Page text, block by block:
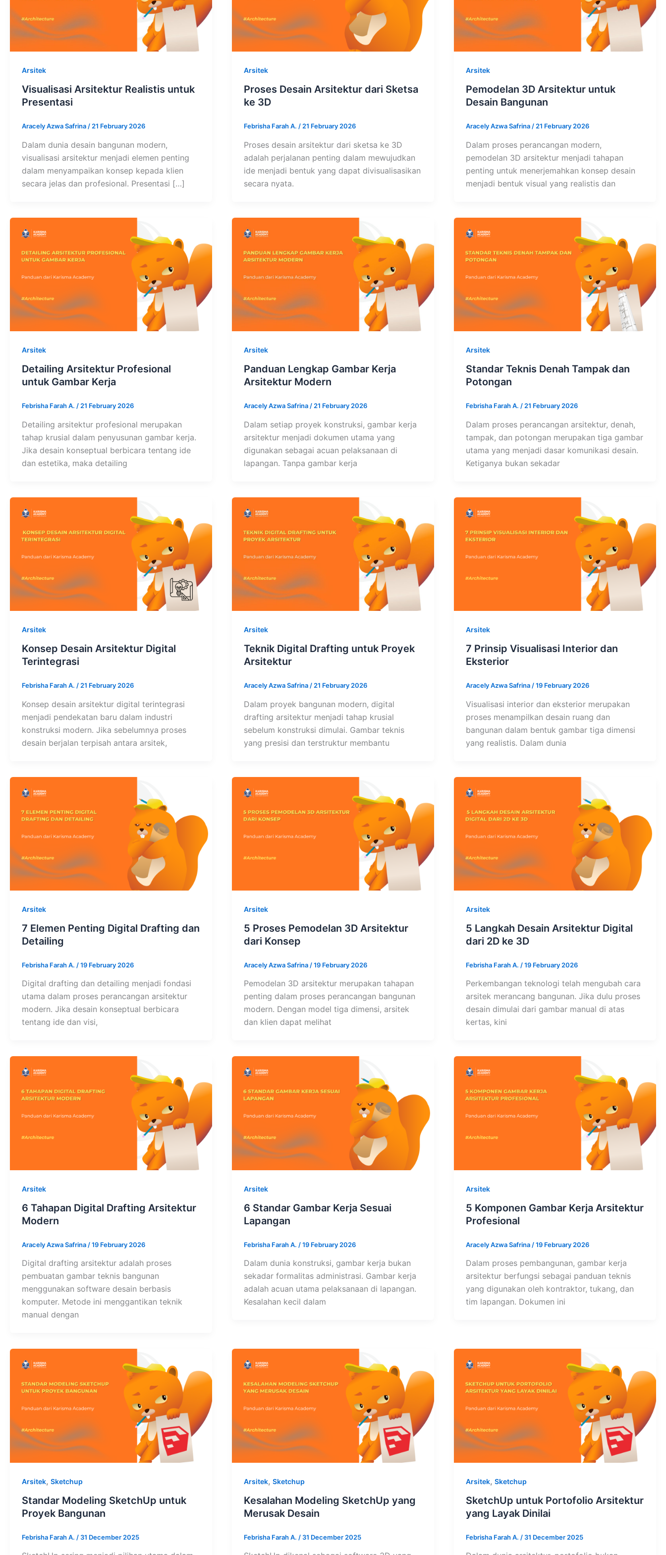
Arsitek
Visualisasi Arsitektur Realistis untuk
Presentasi
Aracely Azwa Safrina/21 February 2026
Dalam dunia desain bangunan modern,
visualisasi arsitektur menjadi elemen penting
dalam menyampaikan konsep kepada klien
secara jelas dan profesional. Presentasi […]
Arsitek
Proses Desain Arsitektur dari Sketsa
ke 3D
Febrisha Farah A. /21 February 2026
Proses desain arsitektur dari sketsa ke 3D
adalah perjalanan penting dalam mewujudkan
ide menjadi bentuk yang dapat divisualisasikan
secara nyata.
Arsitek
Pemodelan 3D Arsitektur untuk
Desain Bangunan
Aracely Azwa Safrina/21 February 2026
Dalam proses perancangan modern,
pemodelan 3D arsitektur menjadi tahapan
penting untuk menerjemahkan konsep desain
menjadi bentuk visual yang realistis dan
Arsitek
Detailing Arsitektur Profesional
untuk Gambar Kerja
Febrisha Farah A. / 21 February 2026
Detailing arsitektur profesional merupakan
tahap krusial dalam penyusunan gambar kerja.
Jika desain konseptual berbicara tentang ide
dan estetika, maka detailing
Arsitek
Panduan Lengkap Gambar Kerja
Arsitektur Modern
Aracely Azwa Safrina / 21 February 2026
Dalam setiap proyek konstruksi, gambar kerja
arsitektur menjadi dokumen utama yang
digunakan sebagai acuan pelaksanaan di
lapangan. Tanpa gambar kerja
Arsitek
Standar Teknis Denah Tampak dan
Potongan
Febrisha Farah A. / 21 February 2026
Dalam proses perancangan arsitektur, denah,
tampak, dan potongan merupakan tiga gambar
utama yang menjadi dasar komunikasi desain.
Ketiganya bukan sekadar
Arsitek
Konsep Desain Arsitektur Digital
Terintegrasi
Febrisha Farah A. / 21 February 2026
Konsep desain arsitektur digital terintegrasi
menjadi pendekatan baru dalam industri
konstruksi modern. Jika sebelumnya proses
desain berjalan terpisah antara arsitek,
Arsitek
Teknik Digital Drafting untuk Proyek
Arsitektur
Aracely Azwa Safrina / 21 February 2026
Dalam proyek bangunan modern, digital
drafting arsitektur menjadi tahap krusial
sebelum konstruksi dimulai. Gambar teknis
yang presisi dan terstruktur membantu
Arsitek
7 Prinsip Visualisasi Interior dan
Eksterior
Aracely Azwa Safrina /19 February 2026
Visualisasi interior dan eksterior merupakan
proses menampilkan desain ruang dan
bangunan dalam bentuk gambar tiga dimensi
yang realistis. Dalam dunia
Arsitek
7 Elemen Penting Digital Drafting dan
Detailing
Febrisha Farah A. /19 February 2026
Digital drafting dan detailing menjadi fondasi
utama dalam proses perancangan arsitektur
modern. Jika desain konseptual berbicara
tentang ide dan visi,
Arsitek
5 Proses Pemodelan 3D Arsitektur
dari Konsep
Aracely Azwa Safrina /19 February 2026
Pemodelan 3D arsitektur merupakan tahapan
penting dalam proses perancangan bangunan
modern. Dengan model tiga dimensi, arsitek
dan klien dapat melihat
Arsitek
5 Langkah Desain Arsitektur Digital
dari 2D ke 3D
Febrisha Farah A. /19 February 2026
Perkembangan teknologi telah mengubah cara
arsitek merancang bangunan. Jika dulu proses
desain dimulai dari gambar manual di atas
kertas, kini
Arsitek
6 Tahapan Digital Drafting Arsitektur
Modern
Aracely Azwa Safrina /19 February 2026
Digital drafting arsitektur adalah proses
pembuatan gambar teknis bangunan
menggunakan software desain berbasis
komputer. Metode ini menggantikan teknik
manual dengan
Arsitek
6 Standar Gambar Kerja Sesuai
Lapangan
Febrisha Farah A. /19 February 2026
Dalam dunia konstruksi, gambar kerja bukan
sekadar formalitas administrasi. Gambar kerja
adalah acuan utama pelaksanaan di lapangan.
Kesalahan kecil dalam
Arsitek
5 Komponen Gambar Kerja Arsitektur
Profesional
Aracely Azwa Safrina /19 February 2026
Dalam proses pembangunan, gambar kerja
arsitektur berfungsi sebagai panduan teknis
yang digunakan oleh kontraktor, tukang, dan
tim lapangan. Dokumen ini
Arsitek, Sketchup
Standar Modeling SketchUp untuk
Proyek Bangunan
Febrisha Farah A. / 31 December 2025
Arsitek, Sketchup
Kesalahan Modeling SketchUp yang
Merusak Desain
Febrisha Farah A. / 31 December 2025
Arsitek, Sketchup
SketchUp untuk Portofolio Arsitektur
yang Layak Dinilai
Febrisha Farah A. / 31 December 2025